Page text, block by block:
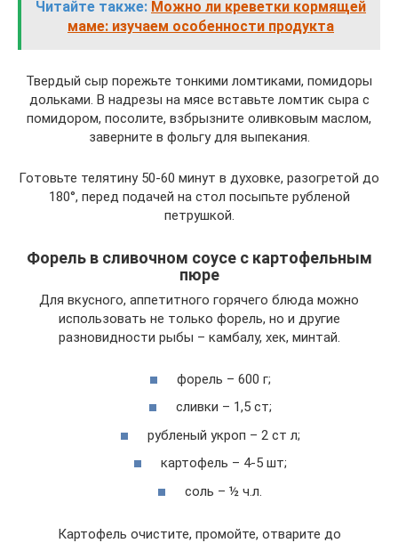
Читайте также: Можно ли креветки кормящей
маме: изучаем особенности продукта
Твердый сыр порежьте тонкими ломтиками, помидоры
дольками. В надрезы на мясе вставьте ломтик сыра с
помидором, посолите, взбрызните оливковым маслом,
заверните в фольгу для выпекания.
Готовьте телятину 50-60 минут в духовке, разогретой до
180°, перед подачей на стол посыпьте рубленой
петрушкой.
Форель в сливочном соусе с картофельным
пюре
Для вкусного, аппетитного горячего блюда можно
использовать не только форель, но и другие
разновидности рыбы – камбалу, хек, минтай.
форель – 600 г;
сливки – 1,5 ст;
рубленый укроп – 2 ст л;
картофель – 4-5 шт;
соль – ½ ч.л.
Картофель очистите, промойте, отварите до